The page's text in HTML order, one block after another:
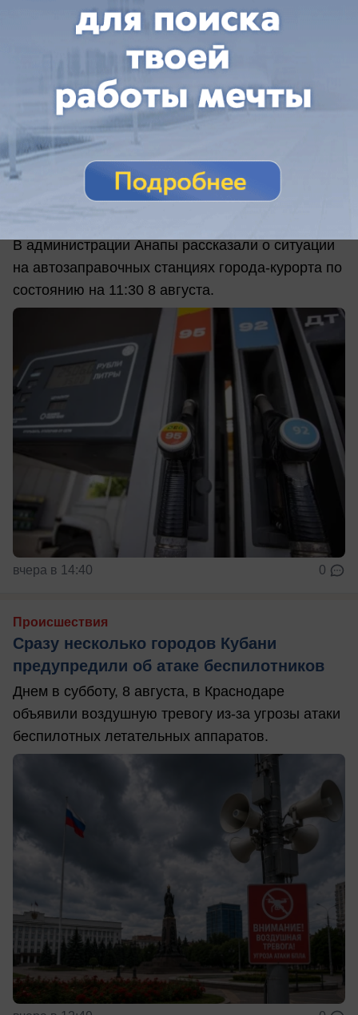
вчера в 16:31
Общество
Топливо есть не везде: что происходит
В администрации Анапы рассказали о ситуации
на автозаправочных станциях города-курорта по
состоянию на 11:30 8 августа.
вчера в 14:40 0
Происшествия
Сразу несколько городов Кубани
предупредили об атаке беспилотников
Днем в субботу, 8 августа, в Краснодаре
объявили воздушную тревогу из-за угрозы атаки
беспилотных летательных аппаратов.